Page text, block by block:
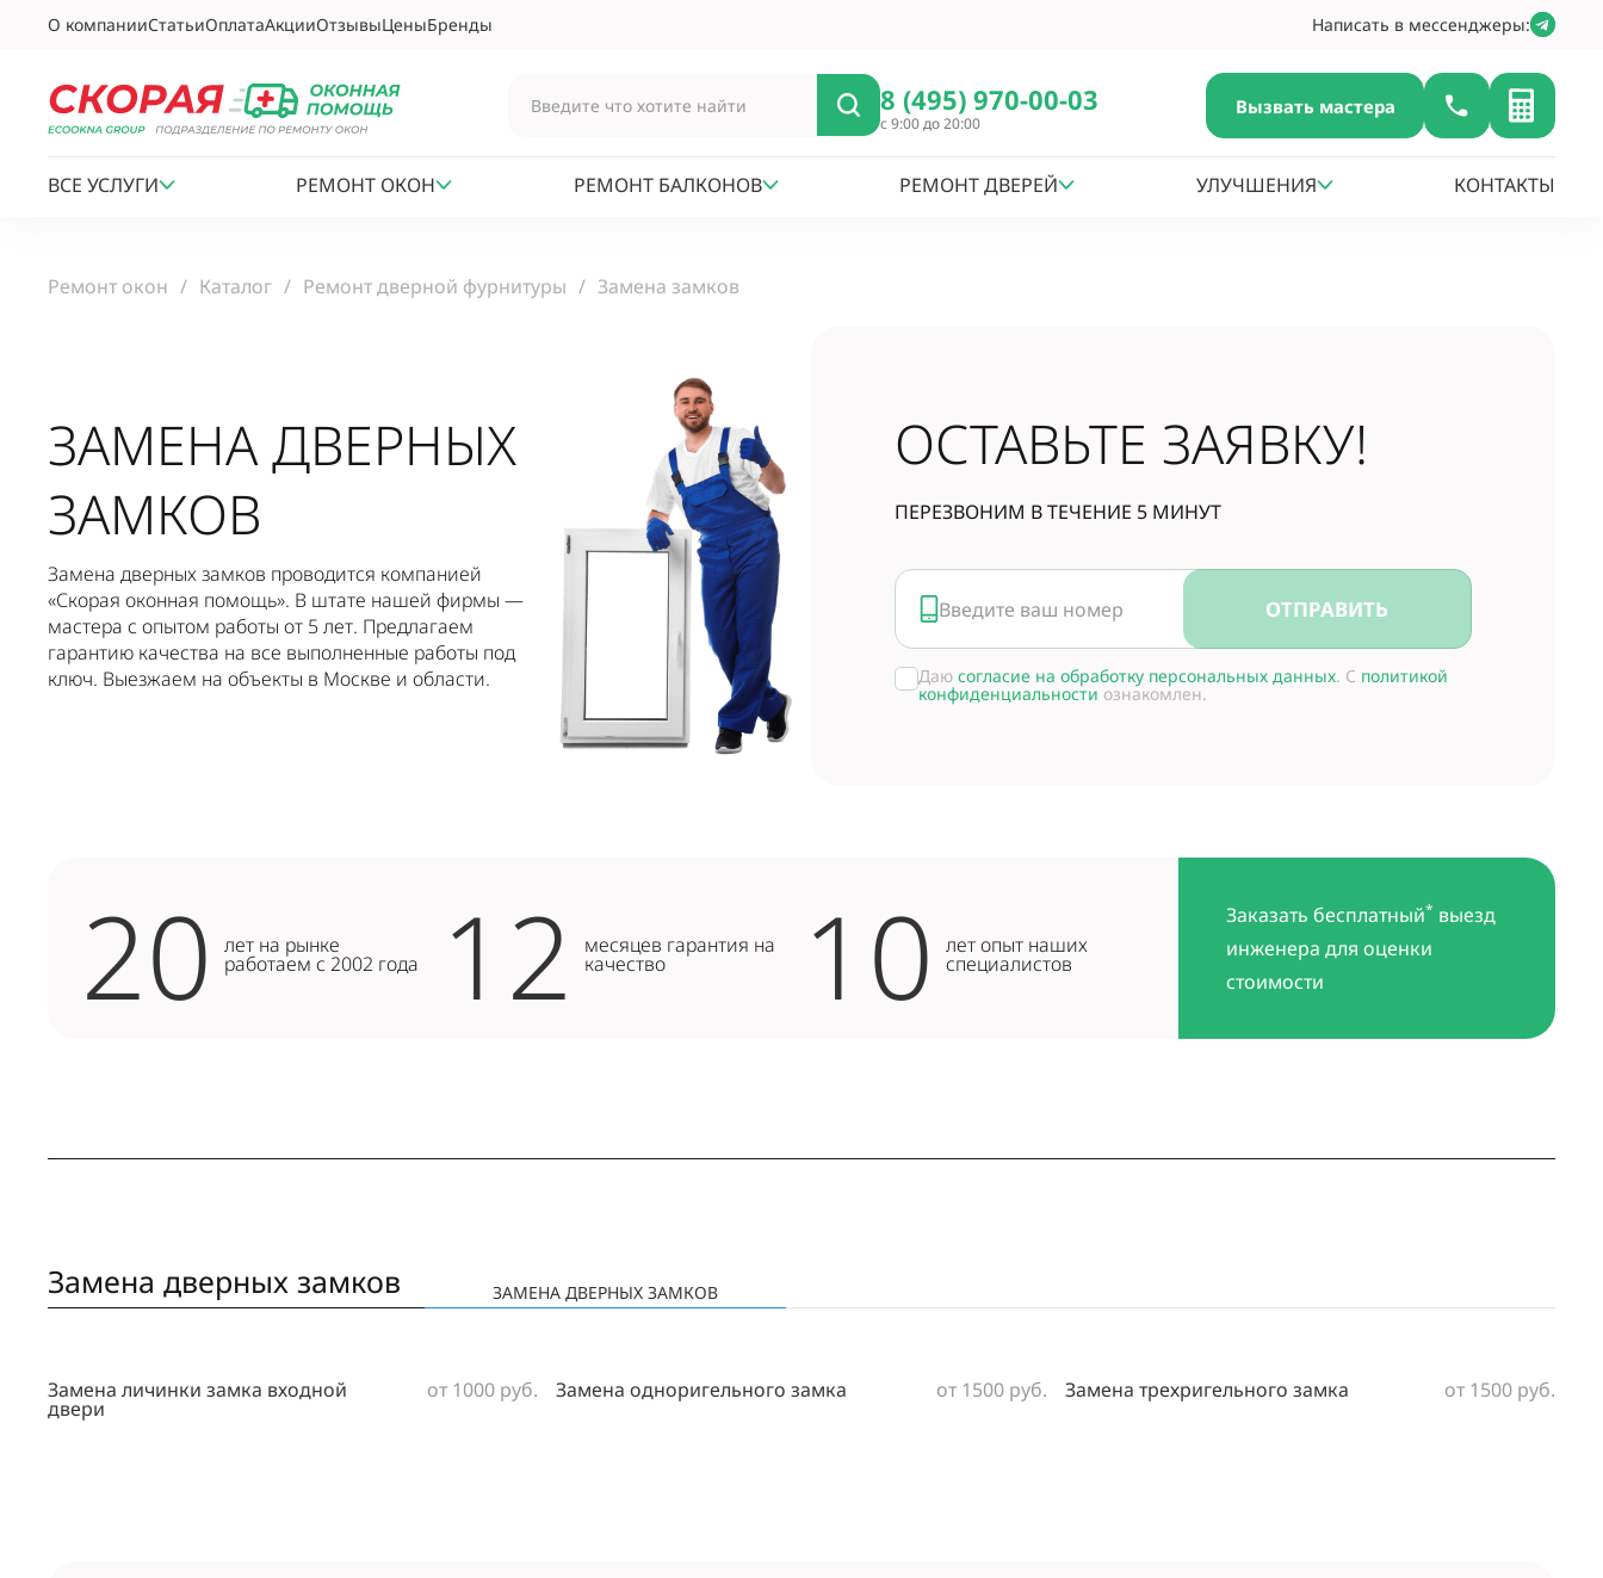
О компанииСтатьиОплатаАкцииОтзывыЦеныБренды Написать в мессенджеры:
8 (495) 970-00-03
с 9:00 до 20:00
Вызвать мастера
ВСЕ УСЛУГИ РЕМОНТ ОКОН РЕМОНТ БАЛКОНОВ РЕМОНТ ДВЕРЕЙ УЛУЧШЕНИЯ КОНТАКТЫ
Ремонт окон Каталог Ремонт дверной фурнитуры Замена замков
ЗАМЕНА ДВЕРНЫХ
ЗАМКОВ
Замена дверных замков проводится компанией
«Скорая оконная помощь». В штате нашей фирмы —
мастера с опытом работы от 5 лет. Предлагаем
гарантию качества на все выполненные работы под
ключ. Выезжаем на объекты в Москве и области.
ОСТАВЬТЕ ЗАЯВКУ!
ПЕРЕЗВОНИМ В ТЕЧЕНИЕ 5 МИНУТ
ОТПРАВИТЬ
Даю согласие на обработку персональных данных. С политикой
конфиденциальности ознакомлен.
20 лет на рынке
работаем с 2002 года 12 месяцев гарантия на
качество 10 лет опыт наших
специалистов
Заказать бесплатный* выезд
инженера для оценки
стоимости
Замена дверных замков ЗАМЕНА ДВЕРНЫХ ЗАМКОВ
от 1000 руб.
Замена личинки замка входной
двери
от 1500 руб.
Замена одноригельного замка от 1500 руб.
Замена трехригельного замка